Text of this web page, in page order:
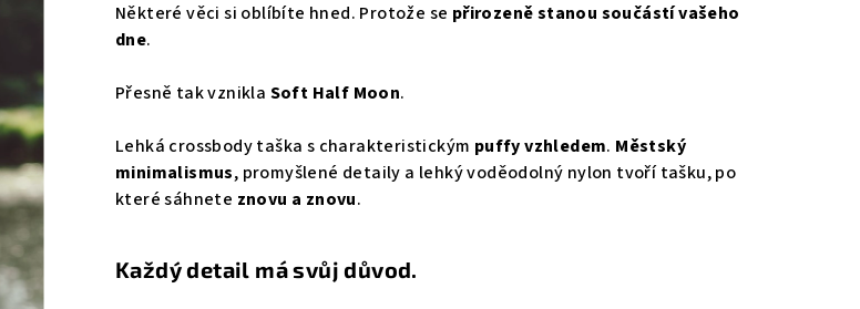
z
5
Některé věci si oblíbíte hned. Protože se přirozeně stanou součástí vašeho
dne.
Přesně tak vznikla Soft Half Moon.
Lehká crossbody taška s charakteristickým puffy vzhledem. Městský
minimalismus, promyšlené detaily a lehký voděodolný nylon tvoří tašku, po
které sáhnete znovu a znovu.
Každý detail má svůj důvod.